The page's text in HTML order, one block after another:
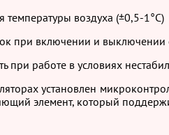
воздуха (±0,5-1°С)
включении и выключении
работе в условиях
установлен
элемент, который